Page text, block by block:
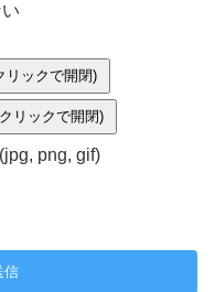
リックで開閉)
リックで開閉)
png, gif)